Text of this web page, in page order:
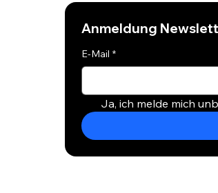
Anmeldung
E-Mail *
Ja, ich melde mich